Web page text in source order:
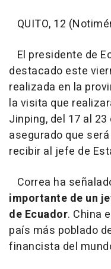
QUITO, 12
El presidente de
destacado este
realizada en la
la visita que
Jinping, del 17 al
asegurado que
recibir al jefe de
Correa ha
importante de un
de Ecuador. China
país más poblado
financista del